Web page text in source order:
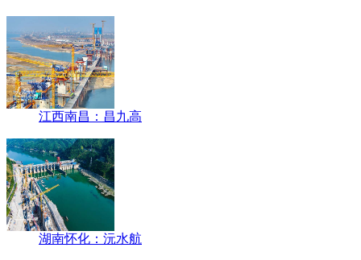
江西南昌：昌九高
湖南怀化：沅水航